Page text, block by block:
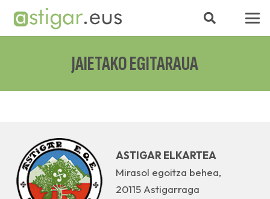
JAIETAKO EGITARAUA
ASTIGAR ELKARTEA
Mirasol egoitza behea,
20115 Astigarraga